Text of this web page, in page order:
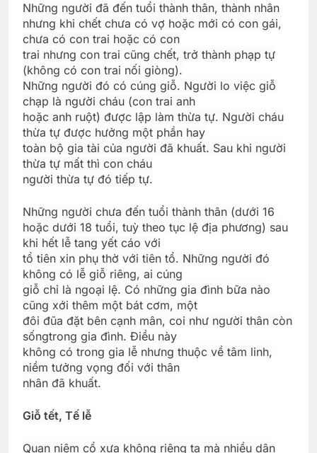
Những người đã đến tuổi thành thân, thành nhân
nhưng khi chết chưa có vợ hoặc mới có con gái,
chưa có con trai hoặc có con
trai nhưng con trai cũng chết, trở thành phạp tự
(không có con trai nối giòng).
Những người đó có cúng giỗ. Người lo việc giỗ
chạp là người cháu (con trai anh
hoặc anh ruột) được lập làm thừa tự. Người cháu
thừa tự được hưởng một phần hay
toàn bộ gia tài của người đã khuất. Sau khi người
thừa tự mất thì con cháu
người thừa tự đó tiếp tự.
Những người chưa đến tuổi thành thân (dưới 16
hoặc dưới 18 tuổi, tuỳ theo tục lệ địa phương) sau
khi hết lễ tang yết cáo với
tổ tiên xin phụ thờ với tiên tổ. Những người đó
không có lễ giỗ riêng, ai cúng
giỗ chỉ là ngoại lệ. Có những gia đình bữa nào
cũng xới thêm một bát cơm, một
đôi đũa đặt bên cạnh mân, coi như người thân còn
sốngtrong gia đình. Ðiều này
không có trong gia lễ nhưng thuộc về tâm linh,
niềm tưởng vọng đối với thân
nhân đã khuất.
Giỗ tết, Tế lễ
Quan niệm cổ xưa không riêng ta mà nhiều dân